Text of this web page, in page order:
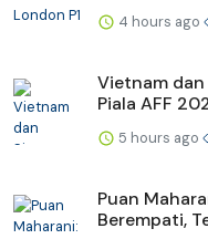
4 hours ago
Vietnam dan
Piala AFF
5 hours ago
Puan
Berempati,